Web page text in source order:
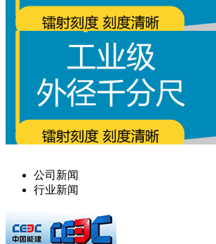
公司新闻
行业新闻